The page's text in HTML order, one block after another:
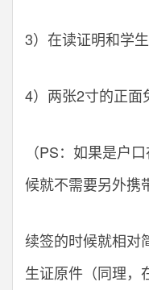
3）在读证明和学
4）两张2寸的正面
（PS：如果是户
候就不需要另外携
续签的时候就相对
生证原件（同理，